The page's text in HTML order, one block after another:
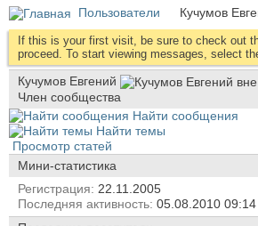
Пользователи Кучумов
If this is your first visit, be sure to check out
proceed. To start viewing messages, select
Кучумов Евгений
Член сообщества
Найти сообщения
Найти темы
Просмотр статей
Мини-статистика
Регистрация
22.11.2005
Последняя активность 05.08.2010 09:14